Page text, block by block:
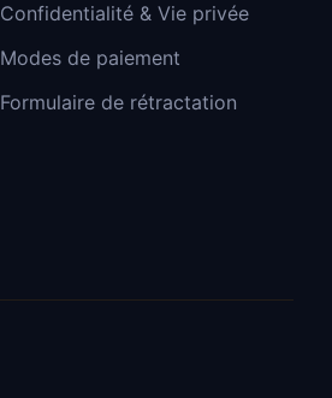
Confidentialité & Vie privée
Modes de paiement
Formulaire de rétractation